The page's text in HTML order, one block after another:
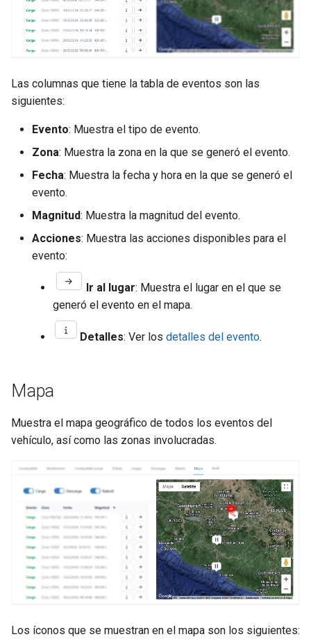
Las columnas que tiene la tabla de eventos son las
siguientes:
Evento: Muestra el tipo de evento.
Zona: Muestra la zona en la que se generó el evento.
Fecha: Muestra la fecha y hora en la que se generó el
evento.
Magnitud: Muestra la magnitud del evento.
Acciones: Muestra las acciones disponibles para el
evento:
Ir al lugar: Muestra el lugar en el que se
generó el evento en el mapa.
Detalles: Ver los detalles del evento.
Mapa
Muestra el mapa geográfico de todos los eventos del
vehículo, así como las zonas involucradas.
Los íconos que se muestran en el mapa son los siguientes: